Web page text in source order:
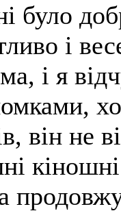
було
і
і я
він не
кіношні